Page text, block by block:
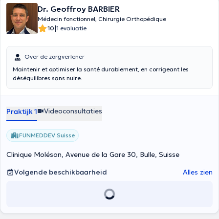
Dr. Geoffroy BARBIER
Médecin fonctionnel, Chirurgie Orthopédique
10|1 evaluatie
Over de zorgverlener
Maintenir et optimiser la santé durablement, en corrigeant les
déséquilibres sans nuire.
Praktijk 1 Videoconsultaties
FUNMEDDEV Suisse
Clinique Moléson, Avenue de la Gare 30, Bulle, Suisse
Volgende beschikbaarheid
Alles zien